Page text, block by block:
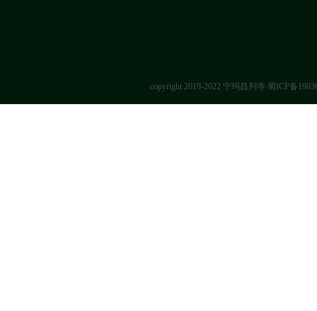
copyright 2019-2022 宁玛昌列寺 蜀ICP备